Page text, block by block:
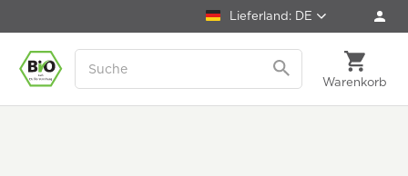
Lieferland: DE
Warenkorb